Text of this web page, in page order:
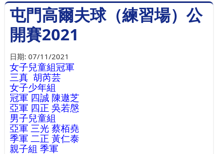
屯門高爾夫球（練習場）公
開賽2021
日期: 07/11/2021
女子兒童組冠軍
三真 胡芮芸
女子少年組
冠軍 四誠 陳遨芝
亞軍 四正 吳若慇
男子兒童組
亞軍 三光 蔡栢堯
季軍 二正 黃仁泰
親子組 季軍